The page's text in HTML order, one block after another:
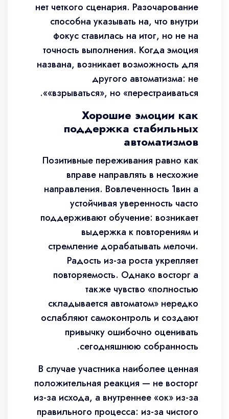
нет четкого сценария. Разочарование
способна указывать на, что внутри
фокус ставилась на итог, но не на
точность выполнения. Когда эмоция
названа, возникает возможность для
другого автоматизма: не
«взрываться», но «перестраиваться».
Хорошие эмоции как
поддержка стабильных
автоматизмов
Позитивные переживания равно как
вправе направлять в несхожие
направления. Вовлеченность 1вин а
устойчивая уверенность часто
поддерживают обучение: возникает
выдержка к повторениям и
стремление дорабатывать мелочи.
Радость из-за роста укрепляет
повторяемость. Однако восторг а
также чувство «полностью
складывается автоматом» нередко
ослабляют самоконтроль и создают
привычку ошибочно оценивать
сегодняшнюю собранность.
В случае участника наиболее ценная
положительная реакция — не восторг
из-за исхода, а внутреннее «ок» из-за
правильного процесса: из-за чистого